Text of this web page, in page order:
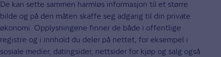
De kan sette sammen harmløs informasjon til et større
bilde og på den måten skaffe seg adgang til din private
økonomi. Opplysningene finner de både i offentlige
registre og i innhold du deler på nettet, for eksempel i
sosiale medier, datingsider, nettsider for kjøp og salg også